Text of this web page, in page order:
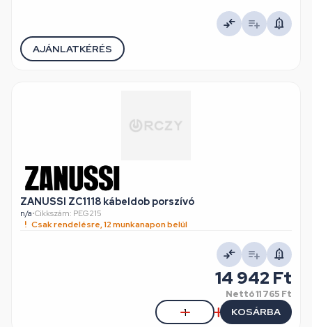
AJÁNLATKÉRÉS
ZANUSSI ZC1118 kábeldob porszívó
n/a•Cikkszám: PEG215
Csak rendelésre, 12 munkanapon belül
14 942 Ft
Nettó11 765 Ft
KOSÁRBA